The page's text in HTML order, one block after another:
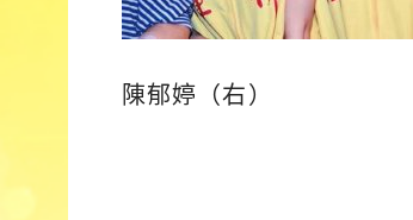
陳郁婷（右）